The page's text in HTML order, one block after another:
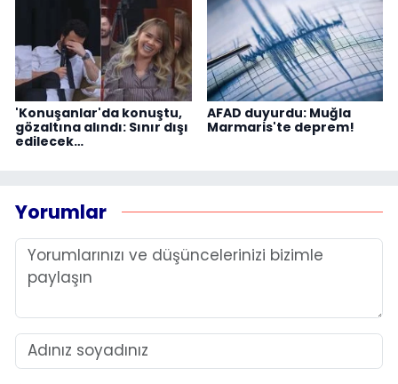
'Konuşanlar'da konuştu,
gözaltına alındı: Sınır dışı
edilecek…
AFAD duyurdu: Muğla
Marmaris'te deprem!
Yorumlar